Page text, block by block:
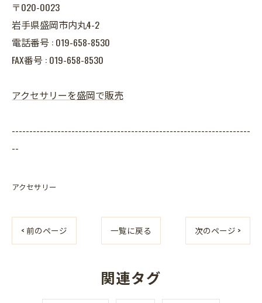
〒020-0023
岩手県盛岡市内丸4-2
電話番号 : 019-658-8530
FAX番号 : 019-658-8530
アクセサリーを盛岡で販売
--------------------------------------------------------------------
--
アクセサリー
< 前のページ 一覧に戻る 次のページ >
関連タグ